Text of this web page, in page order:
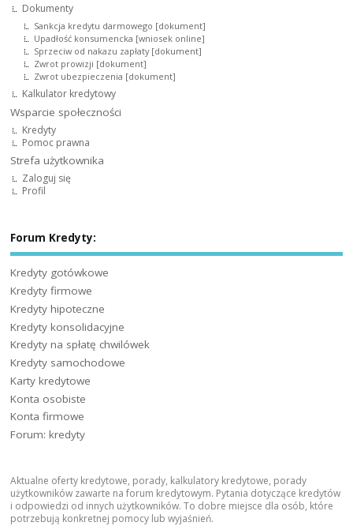
Dokumenty
Sankcja kredytu darmowego [dokument]
Upadłość konsumencka [wniosek online]
Sprzeciw od nakazu zapłaty [dokument]
Zwrot prowizji [dokument]
Zwrot ubezpieczenia [dokument]
Kalkulator kredytowy
Wsparcie społeczności
Kredyty
Pomoc prawna
Strefa użytkownika
Zaloguj się
Profil
Forum Kredyty:
Kredyty gotówkowe
Kredyty firmowe
Kredyty hipoteczne
Kredyty konsolidacyjne
Kredyty na spłatę chwilówek
Kredyty samochodowe
Karty kredytowe
Konta osobiste
Konta firmowe
Forum: kredyty
Aktualne oferty kredytowe, porady, kalkulatory kredytowe, porady
użytkowników zawarte na forum kredytowym. Pytania dotyczące kredytów
i odpowiedzi od innych użytkowników. To dobre miejsce dla osób, które
potrzebują konkretnej pomocy lub wyjaśnień.